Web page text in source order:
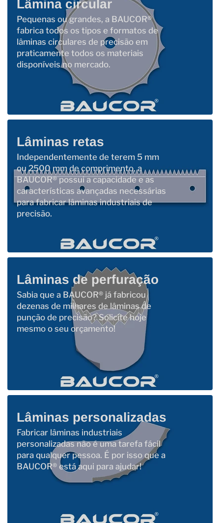
Lâmina circular
Pequenas ou grandes, a BAUCOR®
fabrica todos os tipos e formatos de
lâminas circulares de precisão em
praticamente todos os materiais
disponíveis no mercado.
Lâminas retas
Independentemente de terem 5 mm
ou 2500 mm de comprimento, a
BAUCOR® possui a capacidade e as
características avançadas necessárias
para fabricar lâminas industriais de
precisão.
Lâminas de perfuração
Sabia que a BAUCOR® já fabricou
dezenas de milhares de lâminas de
punção de precisão? Solicite hoje
mesmo o seu orçamento!
Lâminas personalizadas
Fabricar lâminas industriais
personalizadas não é uma tarefa fácil
para qualquer pessoa. É por isso que a
BAUCOR® está aqui para ajudar!